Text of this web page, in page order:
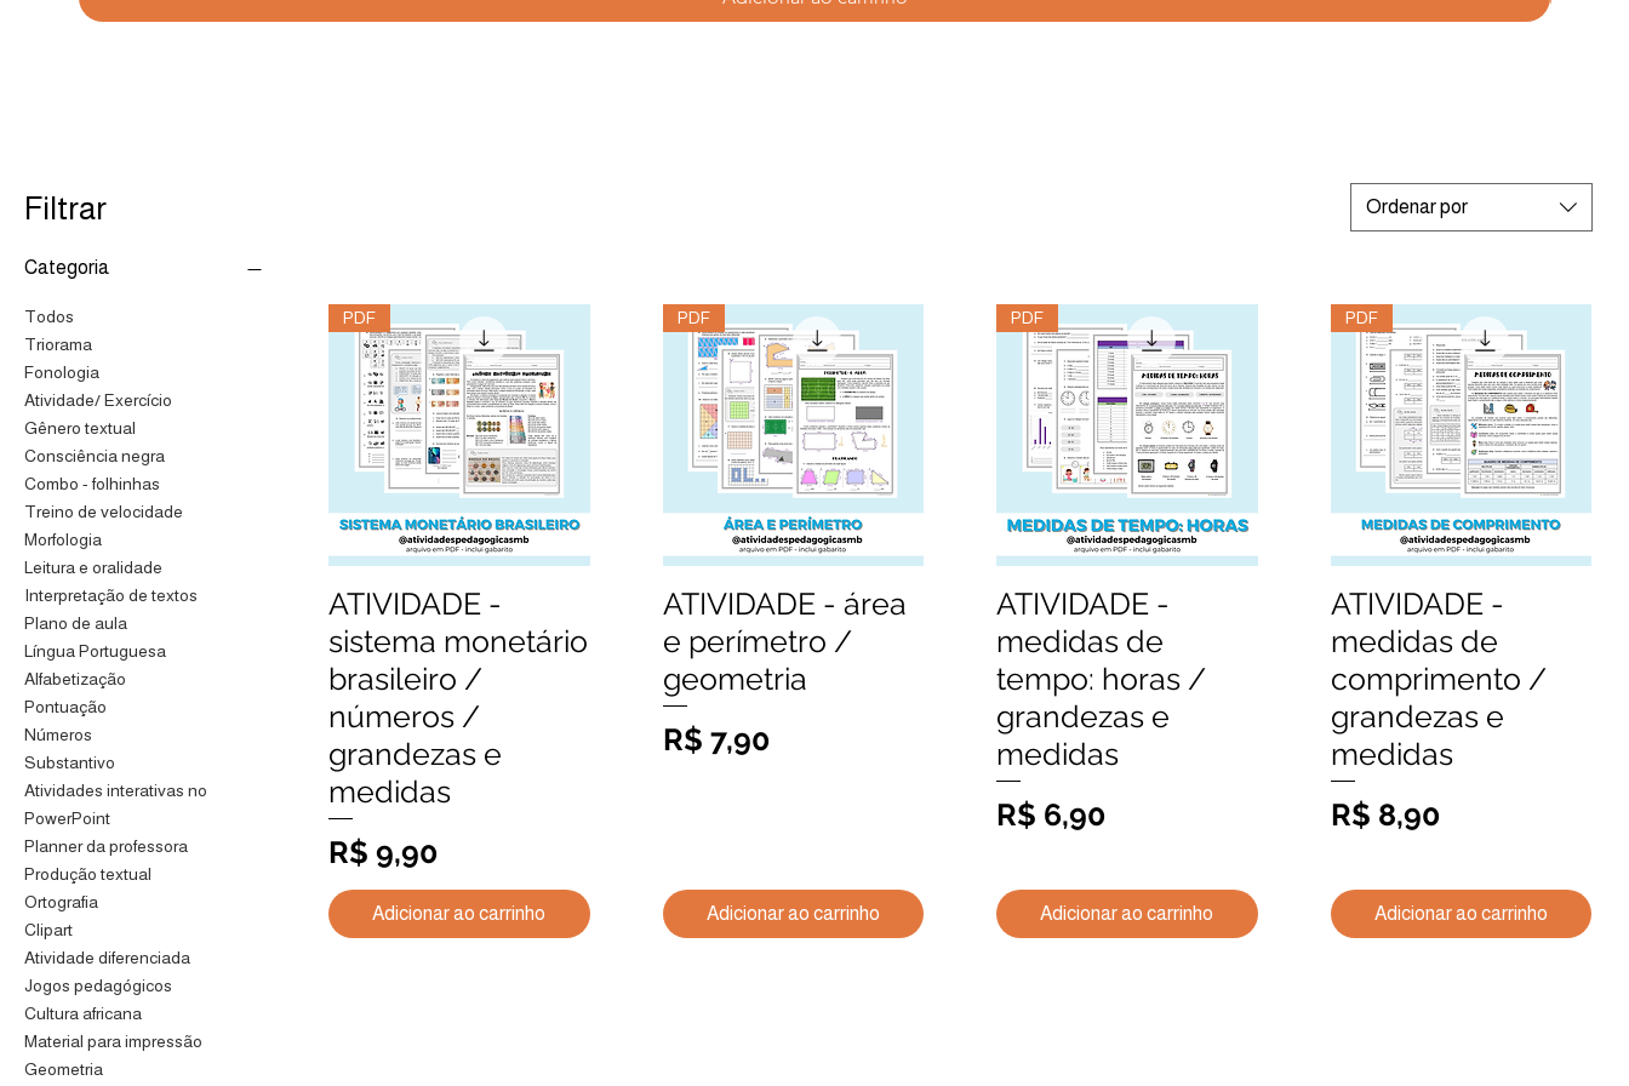
Filtrar
Categoria
Todos
Triorama
Fonologia
Atividade/ Exercício
Gênero textual
Consciência negra
Combo - folhinhas
Treino de velocidade
Morfologia
Leitura e oralidade
Interpretação de textos
Plano de aula
Língua Portuguesa
Alfabetização
Pontuação
Números
Substantivo
Atividades interativas no
PowerPoint
Planner da professora
Produção textual
Ortografia
Clipart
Atividade diferenciada
Jogos pedagógicos
Cultura africana
Material para impressão
Geometria
Ordenar por
Visualização rápida
PDF
ATIVIDADE -
sistema monetário
brasileiro /
números /
grandezas e
medidas
Preço
R$ 9,90
Adicionar ao carrinho
Visualização rápida
PDF
ATIVIDADE - área
e perímetro /
geometria
Preço
R$ 7,90
Adicionar ao carrinho
Visualização rápida
PDF
ATIVIDADE -
medidas de
tempo: horas /
grandezas e
medidas
Preço
R$ 6,90
Adicionar ao carrinho
Visualização rápida
PDF
ATIVIDADE -
medidas de
comprimento /
grandezas e
medidas
Preço
R$ 8,90
Adicionar ao carrinho